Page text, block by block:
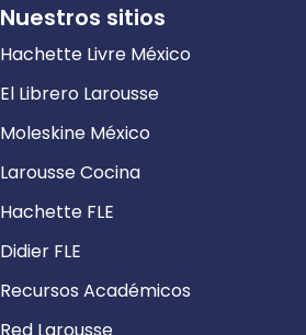
Nuestros sitios
Hachette Livre México
El Librero Larousse
Moleskine México
Larousse Cocina
Hachette FLE
Didier FLE
Recursos Académicos
Red Larousse